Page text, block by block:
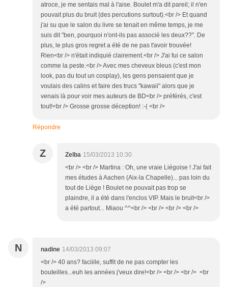
atroce, je me sentais mal à l'aise. Boulet m'a dit pareil; il n'en
pouvait plus du bruit (des percutions surtout).<br /> Et quand
j'ai su que le salon du livre se tenait en même temps, je me
suis dit "ben, pourquoi n'ont-ils pas associé les deux??". De
plus, le plus gros regret a été de ne pas t'avoir trouvée!
Rien<br /> n'était indiquié clairement.<br /> J'ai fui ce salon
comme la peste.<br /> Avec mes cheveux bleus (c'est mon
look, pas du tout un cosplay), les gens pensaient que je
voulais des calins et faire des trucs "kawaii" alors que je
venais là pour voir mes auteurs de BD<br /> préférés, c'est
tout!<br /> Grosse grosse déception! :-( <br />
Répondre
Z Zelba 15/03/2013 10:30
<br /> <br /> Martina : Oh, une vraie Liégoise ! J'ai fait
mes études à Aachen (Aix-la Chapelle)... pas loin du
tout de Liège ! Boulet ne pouvait pas trop se
plaindre, il a été dans l'enclos VIP. Mais le bruit<br />
a été partout... Miaou ^^<br /> <br /> <br /> <br />
N nadine 14/03/2013 09:07
<br /> 40 ans? faciiile, suffit de ne pas compter les
bouteilles...euh les années j'veux dire!<br /> <br /> <br /> <br
/>